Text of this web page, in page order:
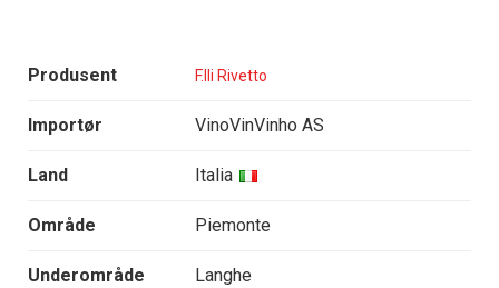
Produsent F.lli Rivetto
Importør VinoVinVinho AS
Land Italia
Område Piemonte
Underområde Langhe